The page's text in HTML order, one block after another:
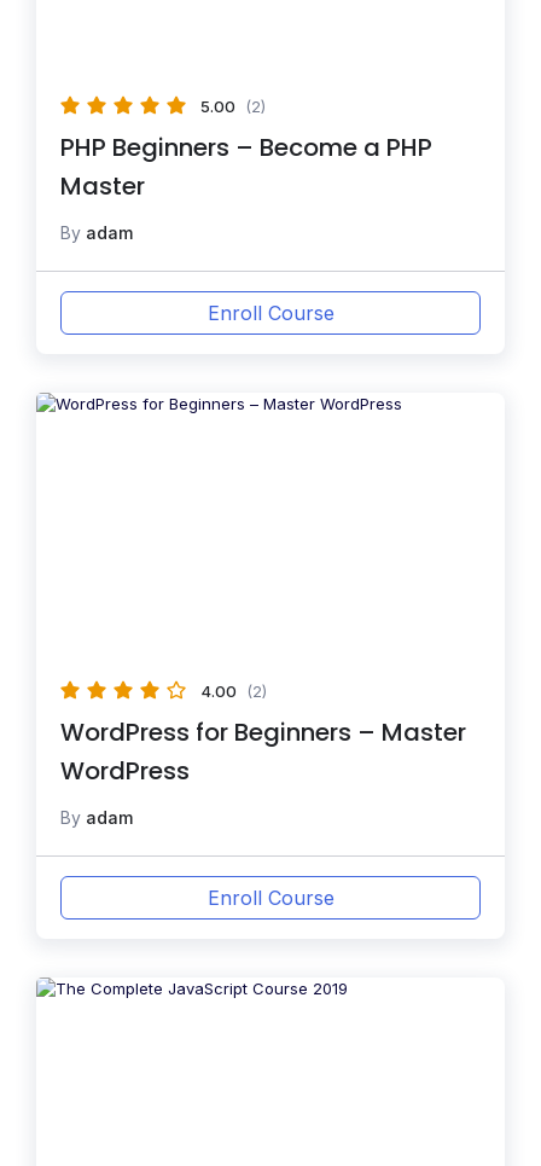
5.00 (2)
PHP Beginners – Become a PHP
Master
By adam
Enroll Course
4.00 (2)
WordPress for Beginners – Master
WordPress
By adam
Enroll Course